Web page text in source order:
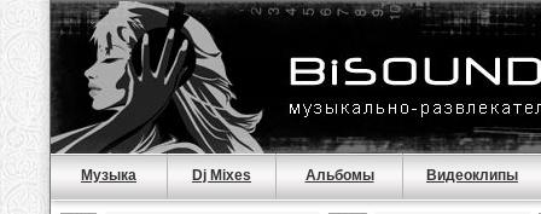
Музыка Dj Mixes Альбомы Видеоклипы